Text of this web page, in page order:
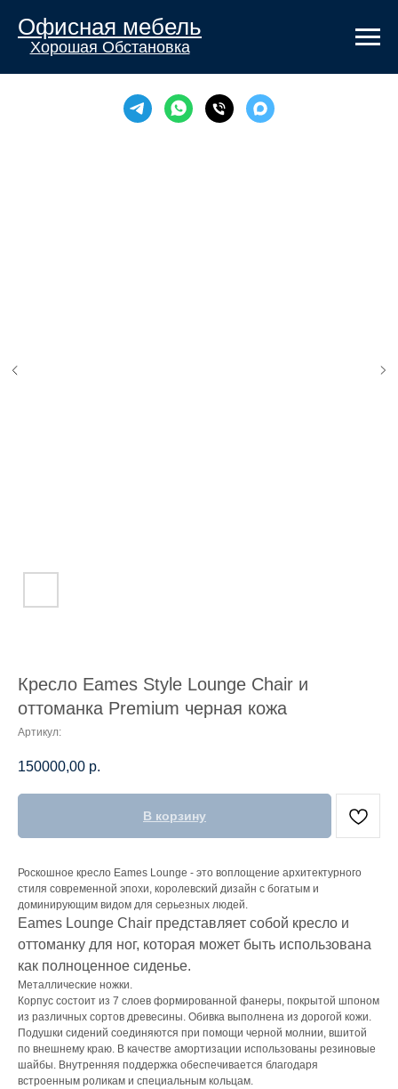
Офисная мебель
Хорошая Обстановка
Кресло Eames Style Lounge Chair и
оттоманка Premium черная кожа
Артикул:
150000,00 р.
В корзину
Роскошное кресло Eames Lounge - это воплощение архитектурного
стиля современной эпохи, королевский дизайн с богатым и
доминирующим видом для серьезных людей.
Eames Lounge Chair представляет собой кресло и
оттоманку для ног, которая может быть использована
как полноценное сиденье.
Металлические ножки.
Корпус состоит из 7 слоев формированной фанеры, покрытой шпоном
из различных сортов древесины. Обивка выполнена из дорогой кожи.
Подушки сидений соединяются при помощи черной молнии, вшитой
по внешнему краю. В качестве амортизации использованы резиновые
шайбы. Внутренняя поддержка обеспечивается благодаря
встроенным роликам и специальным кольцам.